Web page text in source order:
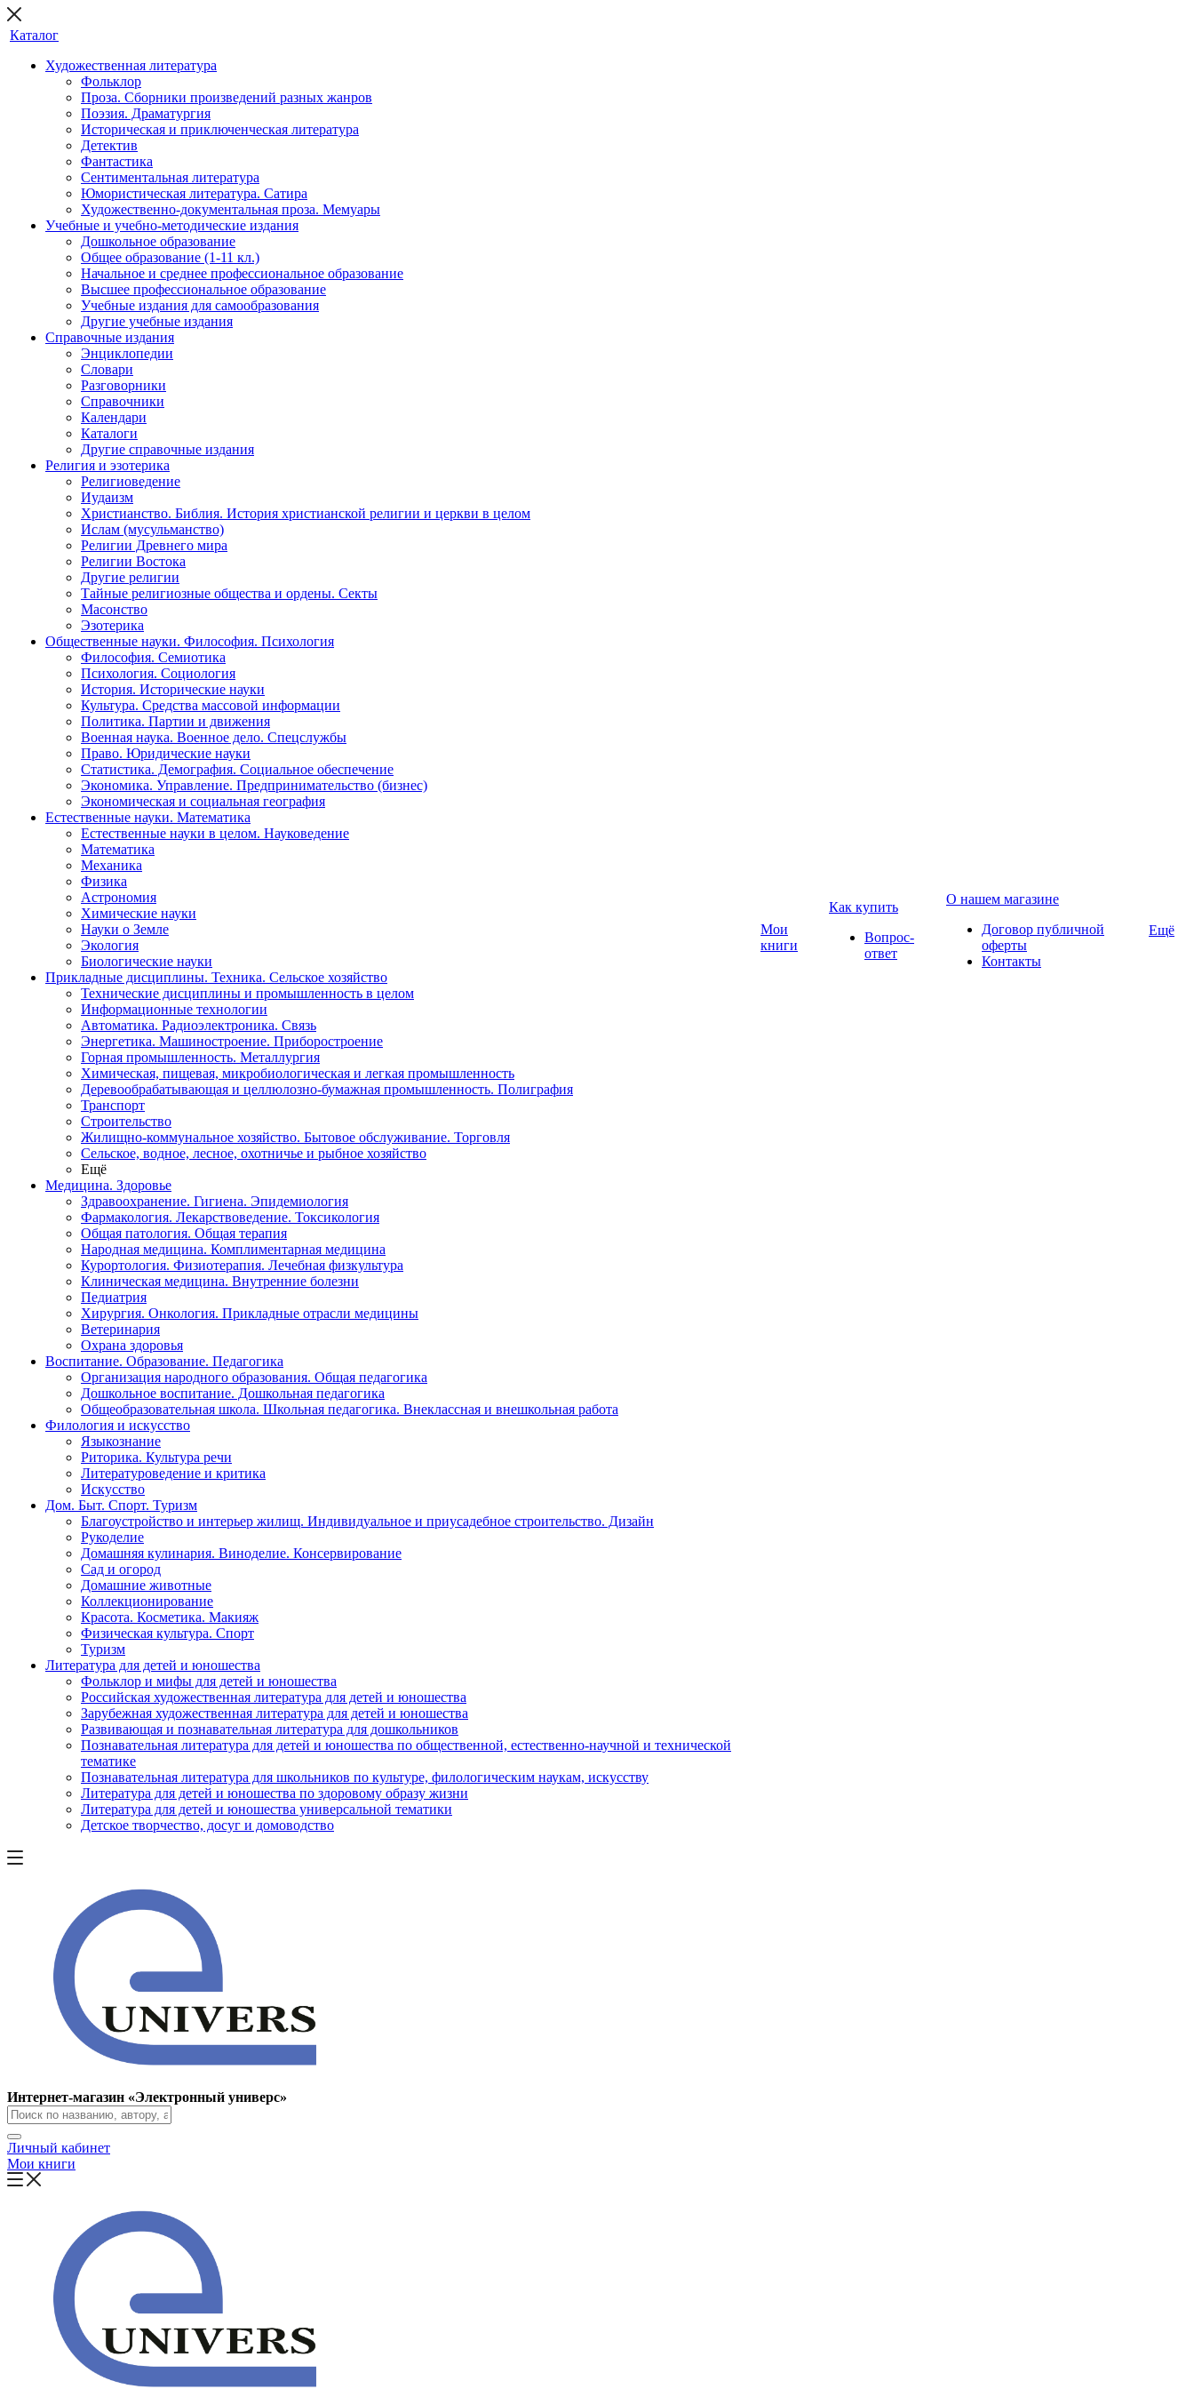
Каталог
Художественная литература
Фольклор
Проза. Сборники произведений разных жанров
Поэзия. Драматургия
Историческая и приключенческая литература
Детектив
Фантастика
Сентиментальная литература
Юмористическая литература. Сатира
Художественно-документальная проза. Мемуары
Учебные и учебно-методические издания
Дошкольное образование
Общее образование (1-11 кл.)
Начальное и среднее профессиональное образование
Высшее профессиональное образование
Учебные издания для самообразования
Другие учебные издания
Справочные издания
Энциклопедии
Словари
Разговорники
Справочники
Календари
Каталоги
Другие справочные издания
Религия и эзотерика
Религиоведение
Иудаизм
Христианство. Библия. История христианской религии и церкви в целом
Ислам (мусульманство)
Религии Древнего мира
Религии Востока
Другие религии
Тайные религиозные общества и ордены. Секты
Масонство
Эзотерика
Общественные науки. Философия. Психология
Философия. Семиотика
Психология. Социология
История. Исторические науки
Культура. Средства массовой информации
Политика. Партии и движения
Военная наука. Военное дело. Спецслужбы
Право. Юридические науки
Статистика. Демография. Социальное обеспечение
Экономика. Управление. Предпринимательство (бизнес)
Экономическая и социальная география
Естественные науки. Математика
Естественные науки в целом. Науковедение
Математика
Механика
Физика
Астрономия
Химические науки
Науки о Земле
Экология
Биологические науки
Прикладные дисциплины. Техника. Сельское хозяйство
Технические дисциплины и промышленность в целом
Информационные технологии
Автоматика. Радиоэлектроника. Связь
Энергетика. Машиностроение. Приборостроение
Горная промышленность. Металлургия
Химическая, пищевая, микробиологическая и легкая промышленность
Деревообрабатывающая и целлюлозно-бумажная промышленность. Полиграфия
Транспорт
Строительство
Жилищно-коммунальное хозяйство. Бытовое обслуживание. Торговля
Сельское, водное, лесное, охотничье и рыбное хозяйство
Ещё
Медицина. Здоровье
Здравоохранение. Гигиена. Эпидемиология
Фармакология. Лекарствоведение. Токсикология
Общая патология. Общая терапия
Народная медицина. Комплиментарная медицина
Курортология. Физиотерапия. Лечебная физкультура
Клиническая медицина. Внутренние болезни
Педиатрия
Хирургия. Онкология. Прикладные отрасли медицины
Ветеринария
Охрана здоровья
Воспитание. Образование. Педагогика
Организация народного образования. Общая педагогика
Дошкольное воспитание. Дошкольная педагогика
Общеобразовательная школа. Школьная педагогика. Внеклассная и внешкольная работа
Филология и искусство
Языкознание
Риторика. Культура речи
Литературоведение и критика
Искусство
Дом. Быт. Спорт. Туризм
Благоустройство и интерьер жилищ. Индивидуальное и приусадебное строительство. Дизайн
Рукоделие
Домашняя кулинария. Виноделие. Консервирование
Сад и огород
Домашние животные
Коллекционирование
Красота. Косметика. Макияж
Физическая культура. Спорт
Туризм
Литература для детей и юношества
Фольклор и мифы для детей и юношества
Российская художественная литература для детей и юношества
Зарубежная художественная литература для детей и юношества
Развивающая и познавательная литература для дошкольников
Познавательная литература для детей и юношества по общественной, естественно-научной и технической
тематике
Познавательная литература для школьников по культуре, филологическим наукам, искусству
Литература для детей и юношества по здоровому образу жизни
Литература для детей и юношества универсальной тематики
Детское творчество, досуг и домоводство
Мои
книги
Как купить
Вопрос-
ответ
О нашем магазине
Договор публичной
оферты
Контакты
Ещё
Интернет-магазин «Электронный универс»
Личный кабинет
Мои книги